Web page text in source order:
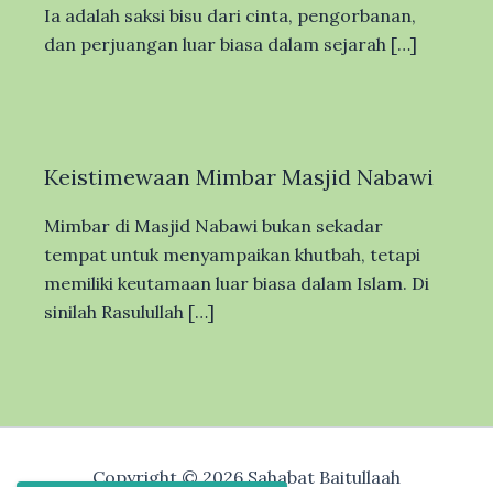
Ia adalah saksi bisu dari cinta, pengorbanan,
dan perjuangan luar biasa dalam sejarah […]
Keistimewaan Mimbar Masjid Nabawi
Mimbar di Masjid Nabawi bukan sekadar
tempat untuk menyampaikan khutbah, tetapi
memiliki keutamaan luar biasa dalam Islam. Di
sinilah Rasulullah […]
Copyright © 2026 Sahabat Baitullaah